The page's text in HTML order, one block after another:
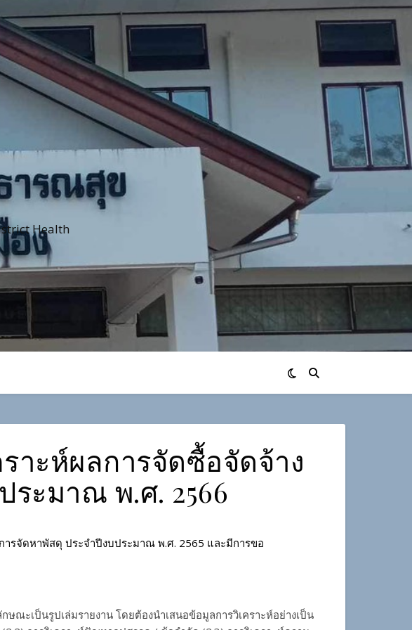
Health
าะห์ผลการจัดซื้อจัดจ้าง
ะมาณ พ.ศ. 2566
รจัดหาพัสดุ ประจำปีงบประมาณ พ.ศ. 2565 และมีการขอ
ณะเป็นรูปเล่มรายงาน โดยต้องนำเสนอข้อมูลการวิเคราะห์อย่างเป็น